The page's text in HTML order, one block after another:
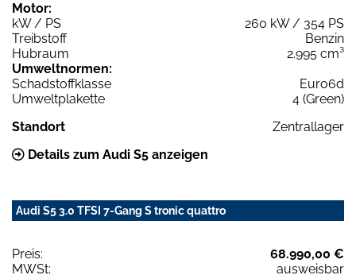
Motor:
kW / PS
260 kW / 354 PS
Treibstoff
Benzin
Hubraum
2.995 cm³
Umweltnormen:
Schadstoffklasse
Euro6d
Umweltplakette
4 (Green)
Standort
Zentrallager
Details zum Audi S5 anzeigen
Audi S5 3.0 TFSI 7-Gang S tronic quattro
Preis:
68.990,00 €
MWSt:
ausweisbar